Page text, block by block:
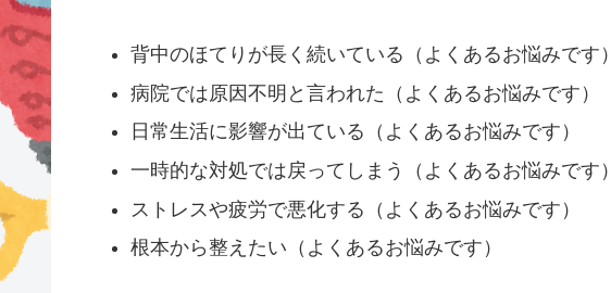
背中のほてりが長く続いている（よくあるお悩みです）
病院では原因不明と言われた（よくあるお悩みです）
日常生活に影響が出ている（よくあるお悩みです）
一時的な対処では戻ってしまう（よくあるお悩みです）
ストレスや疲労で悪化する（よくあるお悩みです）
根本から整えたい（よくあるお悩みです）